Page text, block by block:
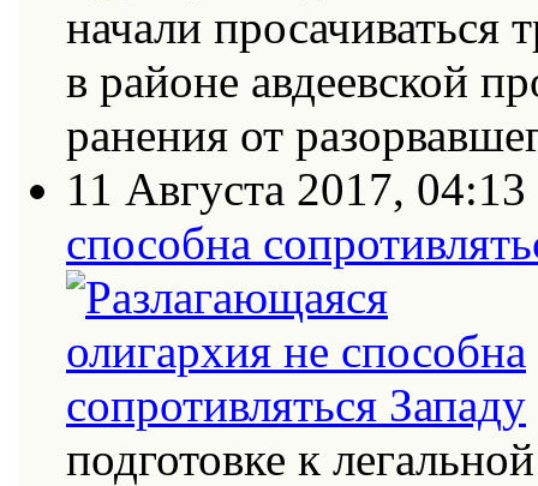
начали
в районе авдеевской
ранения от
11 Августа 2017, 04:13
способна
подготовке к